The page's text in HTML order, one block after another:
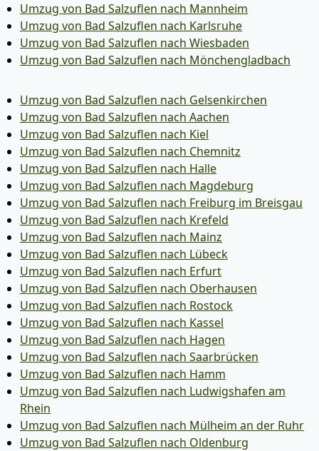
Umzug von Bad Salzuflen nach Mannheim
Umzug von Bad Salzuflen nach Karlsruhe
Umzug von Bad Salzuflen nach Wiesbaden
Umzug von Bad Salzuflen nach Mönchen­gladbach
Umzug von Bad Salzuflen nach Gelsenkirchen
Umzug von Bad Salzuflen nach Aachen
Umzug von Bad Salzuflen nach Kiel
Umzug von Bad Salzuflen nach Chemnitz
Umzug von Bad Salzuflen nach Halle
Umzug von Bad Salzuflen nach Magdeburg
Umzug von Bad Salzuflen nach Freiburg im Breisgau
Umzug von Bad Salzuflen nach Krefeld
Umzug von Bad Salzuflen nach Mainz
Umzug von Bad Salzuflen nach Lübeck
Umzug von Bad Salzuflen nach Erfurt
Umzug von Bad Salzuflen nach Oberhausen
Umzug von Bad Salzuflen nach Rostock
Umzug von Bad Salzuflen nach Kassel
Umzug von Bad Salzuflen nach Hagen
Umzug von Bad Salzuflen nach Saarbrücken
Umzug von Bad Salzuflen nach Hamm
Umzug von Bad Salzuflen nach Ludwigshafen am
Rhein
Umzug von Bad Salzuflen nach Mülheim an der Ruhr
Umzug von Bad Salzuflen nach Oldenburg